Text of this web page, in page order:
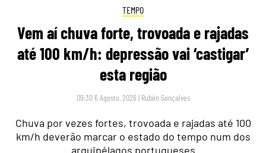
TEMPO
Vem aí chuva forte, trovoada e rajadas
até 100 km/h: depressão vai ‘castigar’
esta região
09:30 6 Agosto, 2026 | Rubén Gonçalves
Chuva por vezes fortes, trovoada e rajadas até 100
km/h deverão marcar o estado do tempo num dos
arquipélagos portugueses